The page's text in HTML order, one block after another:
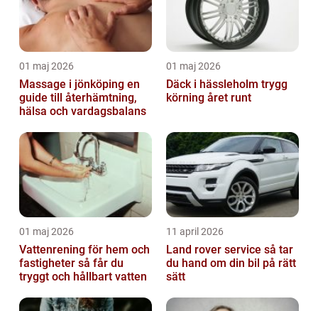
01 maj 2026
Massage i jönköping en
guide till återhämtning,
hälsa och vardagsbalans
01 maj 2026
Däck i hässleholm trygg
körning året runt
01 maj 2026
Vattenrening för hem och
fastigheter så får du
tryggt och hållbart vatten
11 april 2026
Land rover service så tar
du hand om din bil på rätt
sätt